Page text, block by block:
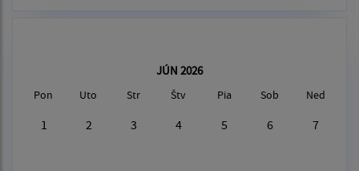
JÚN 2026
Pon Uto Str Štv Pia Sob Ned
1 2 3 4 5 6 7